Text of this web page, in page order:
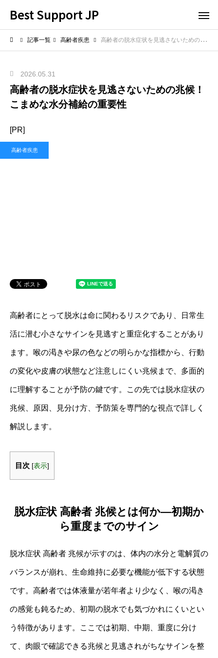
Best Support JP
記事一覧 高齢者疾患 高齢者の脱水症状を見逃さないための兆候！こまめな水分補給の重要性
2026.05.31
高齢者の脱水症状を見逃さないための兆候！
こまめな水分補給の重要性
[PR]
高齢者疾患
高齢者にとって脱水は命に関わるリスクであり、日常生
活に潜む小さなサインを見逃すと重症化することがあり
ます。喉の渇きや尿の色などの明らかな指標から、行動
の変化や皮膚の状態など注意しにくい兆候まで、多面的
に理解することが予防の鍵です。この先では脱水症状の
兆候、原因、見分け方、予防策を専門的な視点で詳しく
解説します。
目次 [表示]
脱水症状 高齢者 兆候とは何か―初期か
ら重度までのサイン
脱水症状 高齢者 兆候が示すのは、体内の水分と電解質の
バランスが崩れ、生命維持に必要な機能が低下する状態
です。高齢者では体液量が若年者より少なく、喉の渇き
の感覚も鈍るため、初期の脱水でも気づかれにくいとい
う特徴があります。ここでは初期、中期、重度に分け
て、肉眼で確認できる兆候と見逃されがちなサインを整